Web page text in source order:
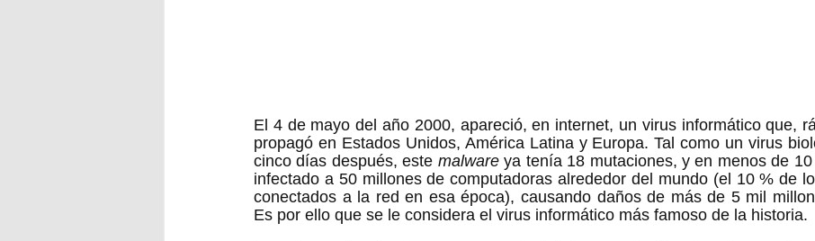
El 4 de mayo del año 2000, apareció, en internet, un virus informático que,
propagó en Estados Unidos, América Latina y Europa. Tal como un virus
cinco días después, este malware ya tenía 18 mutaciones, y en menos de
infectado a 50 millones de computadoras alrededor del mundo (el 10 % de
conectados a la red en esa época), causando daños de más de 5 mil
Es por ello que se le considera el virus informático más famoso de la historia.